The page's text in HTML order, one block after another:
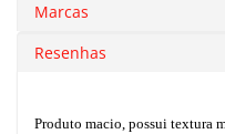
Marcas
Resenhas
Produto macio, possui textura